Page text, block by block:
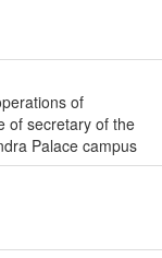
of
of secretary of the
Palace campus